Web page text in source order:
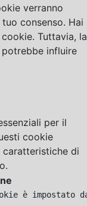
verranno
consenso. Hai
Tuttavia, la
influire
per il
cookie
di
è